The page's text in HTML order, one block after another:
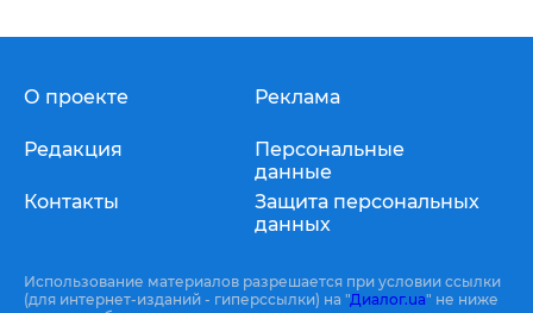
О проекте
Редакция
Контакты
Реклама
Персональные
данные
Защита персональных
данных
Использование материалов разрешается при условии ссылки
(для интернет-изданий - гиперссылки) на "Диалог.ua" не ниже